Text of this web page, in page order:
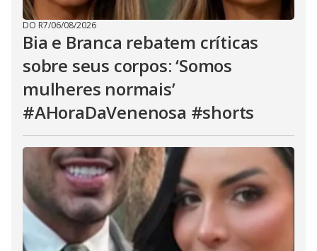
DO R7/06/08/2026
Bia e Branca rebatem críticas
sobre seus corpos: ‘Somos
mulheres normais’
#AHoraDaVenenosa #shorts